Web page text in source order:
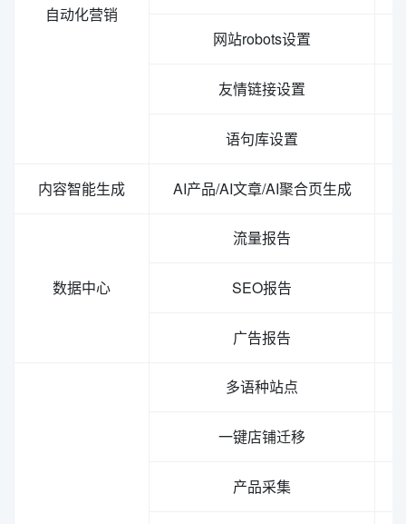
自动化营销
网站robots设置
友情链接设置
语句库设置
内容智能生成 AI产品/AI文章/AI聚合页生成
数据中心
流量报告
SEO报告
广告报告
多语种站点
一键店铺迁移
产品采集